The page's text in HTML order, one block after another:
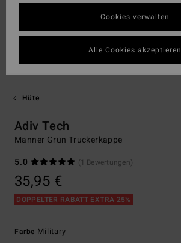
Hüte
Adiv Tech
Männer Grün Truckerkappe
5.0
(1 Bewertungen)
35,95 €
DOPPELTER RABATT EXTRA 25%
Farbe Military
Cookies verwalten
Alle Cookies akzeptieren